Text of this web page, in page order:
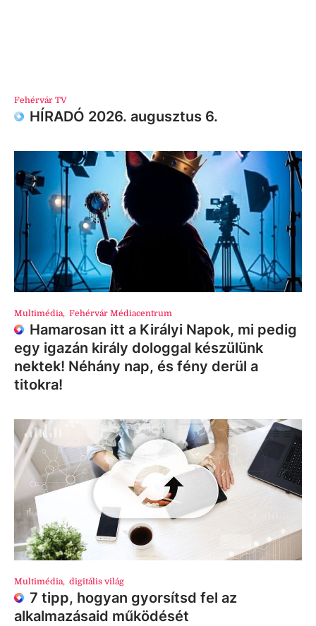
Fehérvár TV
HÍRADÓ 2026. augusztus 6.
Multimédia, Fehérvár Médiacentrum
Hamarosan itt a Királyi Napok, mi pedig
egy igazán király dologgal készülünk
nektek! Néhány nap, és fény derül a
titokra!
Multimédia, digitális világ
7 tipp, hogyan gyorsítsd fel az
alkalmazásaid működését